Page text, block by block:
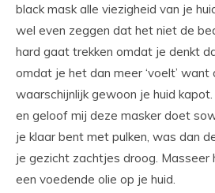
black mask alle viezigheid van je
wel even zeggen dat het niet de
hard gaat trekken omdat je denkt
omdat je het dan meer ‘voelt’
waarschijnlijk gewoon je huid
en geloof mij deze masker doet
je klaar bent met pulken, was dan
je gezicht zachtjes droog.
een voedende olie op je huid.